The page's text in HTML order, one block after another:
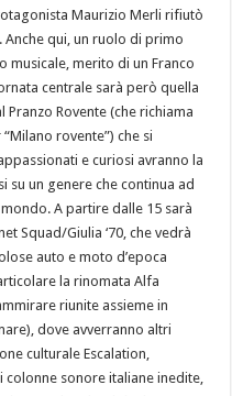
Maurizio Merli rifiutò
qui, un ruolo di primo
musicale, merito di un Franco
centrale sarà però quella
Rovente (che richiama
rovente”) che si
e curiosi avranno la
un genere che continua ad
A partire dalle 15 sarà
Squad/Giulia ‘70, che vedrà
auto e moto d’epoca
la rinomata Alfa
riunite assieme in
dove avverranno altri
culturale Escalation,
colonne sonore italiane inedite,